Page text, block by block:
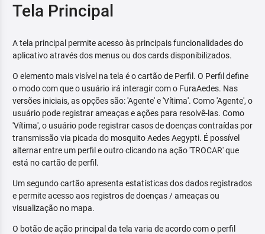
Tela Principal
A tela principal permite acesso às principais funcionalidades do
aplicativo através dos menus ou dos cards disponibilizados.
O elemento mais visível na tela é o cartão de Perfil. O Perfil define
o modo com que o usuário irá interagir com o FuraAedes. Nas
versões iniciais, as opções são: 'Agente' e 'Vítima'. Como 'Agente', o
usuário pode registrar ameaças e ações para resolvê-las. Como
'Vítima', o usuário pode registrar casos de doenças contraídas por
transmissão via picada do mosquito Aedes Aegypti. É possível
alternar entre um perfil e outro clicando na ação 'TROCAR' que
está no cartão de perfil.
Um segundo cartão apresenta estatísticas dos dados registrados
e permite acesso aos registros de doenças / ameaças ou
visualização no mapa.
O botão de ação principal da tela varia de acordo com o perfil